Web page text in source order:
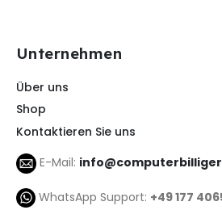
Unternehmen
Über uns
Shop
Kontaktieren Sie uns
E-Mail:
WhatsApp Support: +49 177